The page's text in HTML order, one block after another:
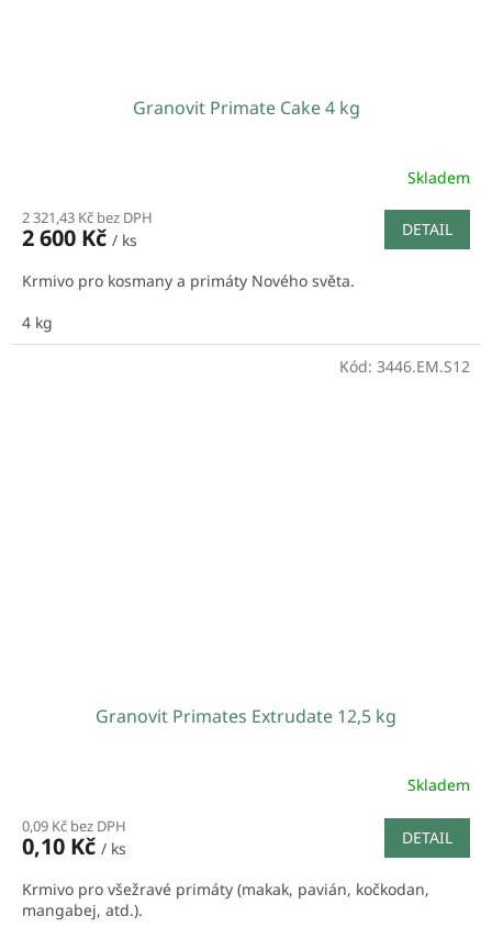
Granovit Primate Cake 4 kg
Skladem
2 321,43 Kč bez DPH
2 600 Kč / ks
DETAIL
Krmivo pro kosmany a primáty Nového světa.
4 kg
Granovit Primates Extrudate 12,5 kg
Skladem
0,09 Kč bez DPH
0,10 Kč / ks
DETAIL
Krmivo pro všežravé primáty (makak, pavián, kočkodan,
mangabej, atd.).
Kód: 3446.EM.S12